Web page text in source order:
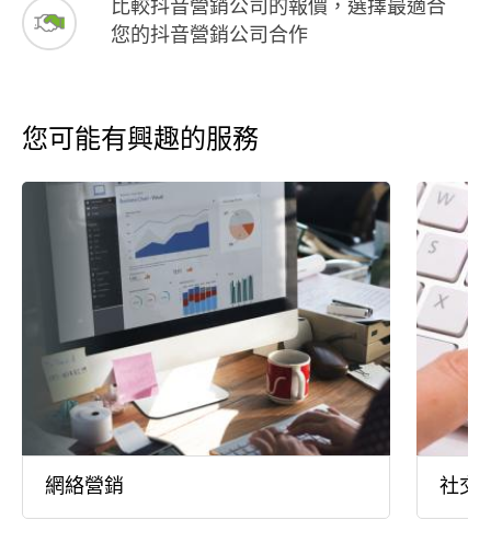
比較抖音營銷公司的報價，選擇最適合
您的抖音營銷公司合作
您可能有興趣的服務
網絡營銷 社交